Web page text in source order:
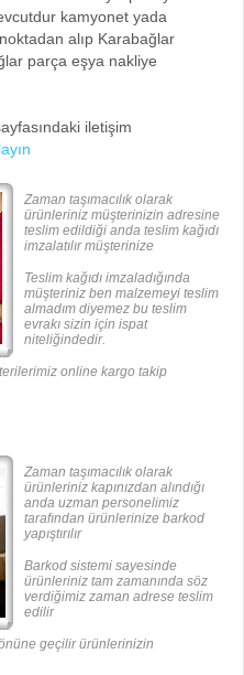
kamyonet yada
alıp Karabağlar
parça eşya nakliye
iletişim
Zaman taşımacılık olarak
ürünleriniz müşterinizin adresine
teslim edildiği anda teslim kağıdı
imzalatılır müşterinize
Teslim kağıdı imzaladığında
müşteriniz ben malzemeyi teslim
almadım diyemez bu teslim
evrakı sizin için ispat
niteliğindedir.
online kargo takip
Zaman taşımacılık olarak
ürünleriniz kapınızdan alındığı
anda uzman personelimiz
tarafından ürünlerinize barkod
yapıştırılır
Barkod sistemi sayesinde
ürünleriniz tam zamanında söz
verdiğimiz zaman adrese teslim
edilir
önüne geçilir ürünlerinizin